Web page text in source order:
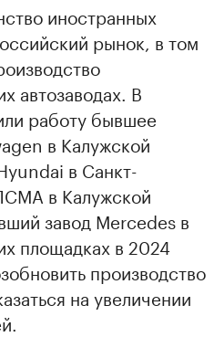
иностранных
рынок, в том
автозаводах. В
работу бывшее
в Калужской
в Санкт-
в Калужской
завод Mercedes в
площадках в 2024
производство
на увеличении